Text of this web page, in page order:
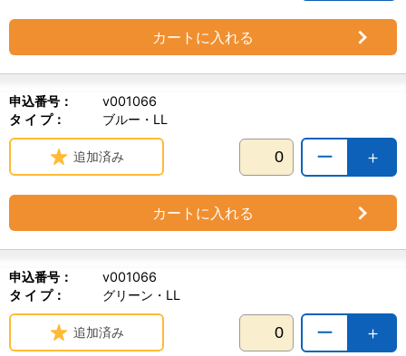
カートに入れる
申込番号：
v001066
タ イ プ：
ブルー・LL
＋
ー
追加済み
カートに入れる
申込番号：
v001066
タ イ プ：
グリーン・LL
＋
ー
追加済み